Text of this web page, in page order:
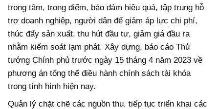
trọng tâm, trọng điểm, bảo đảm hiệu quả, tập trung hỗ
trợ doanh nghiệp, người dân để giảm áp lực chi phí,
thúc đẩy sản xuất, thu hút đầu tư, giảm giá đầu ra
nhằm kiểm soát lạm phát. Xây dựng, báo cáo Thủ
tướng Chính phủ trước ngày 15 tháng 4 năm 2023 về
phương án tổng thể điều hành chính sách tài khóa
trong tình hình hiện nay.
Quản lý chặt chẽ các nguồn thu, tiếp tục triển khai các